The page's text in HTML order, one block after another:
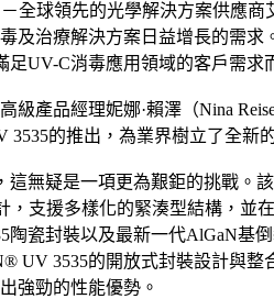
－全球領先的光學解決方案供應
及治療解決方案日益增長的需
足UV-C消毒應用領域的客戶需求
級產品經理妮娜·賴澤（Nina
3535的推出，為業界樹立了全新
這無疑是一項更為艱鉅的挑戰。
，支援多樣化的緊湊型結構，
陶瓷封裝以及最新一代AlGaN基
UV 3535的開放式封裝設計與
強勁的性能優勢。